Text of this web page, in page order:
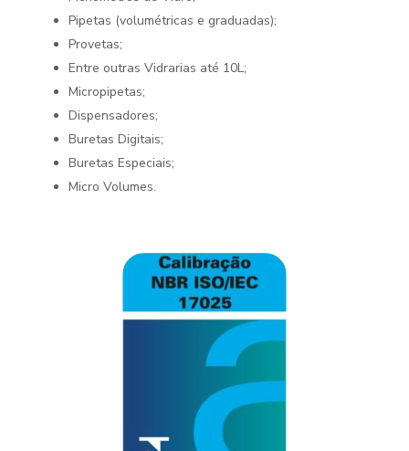
Pipetas (volumétricas e graduadas);
Provetas;
Entre outras Vidrarias até 10L;
Micropipetas;
Dispensadores;
Buretas Digitais;
Buretas Especiais;
Micro Volumes.